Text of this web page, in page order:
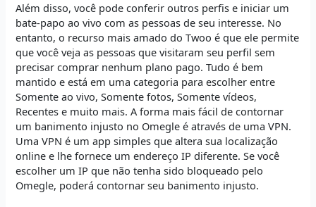
Além disso, você pode conferir outros perfis e iniciar um
bate-papo ao vivo com as pessoas de seu interesse. No
entanto, o recurso mais amado do Twoo é que ele permite
que você veja as pessoas que visitaram seu perfil sem
precisar comprar nenhum plano pago. Tudo é bem
mantido e está em uma categoria para escolher entre
Somente ao vivo, Somente fotos, Somente vídeos,
Recentes e muito mais. A forma mais fácil de contornar
um banimento injusto no Omegle é através de uma VPN.
Uma VPN é um app simples que altera sua localização
online e lhe fornece um endereço IP diferente. Se você
escolher um IP que não tenha sido bloqueado pelo
Omegle, poderá contornar seu banimento injusto.